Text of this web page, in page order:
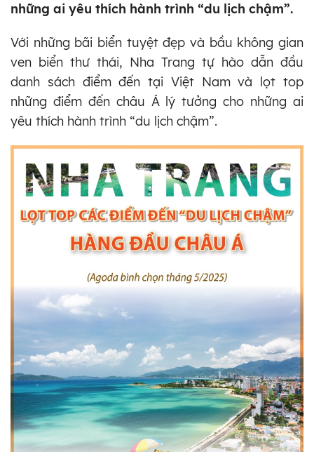
những ai yêu thích hành trình “du lịch chậm”.
Với những bãi biển tuyệt đẹp và bầu không gian
ven biển thư thái, Nha Trang tự hào dẫn đầu
danh sách điểm đến tại Việt Nam và lọt top
những điểm đến châu Á lý tưởng cho những ai
yêu thích hành trình “du lịch chậm”.